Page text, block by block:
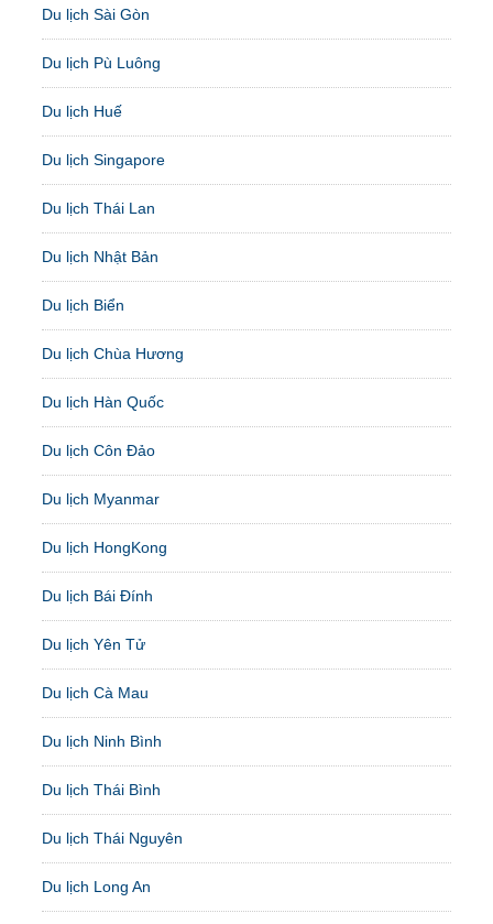
Du lịch Sài Gòn
Du lịch Pù Luông
Du lịch Huế
Du lịch Singapore
Du lịch Thái Lan
Du lịch Nhật Bản
Du lịch Biển
Du lịch Chùa Hương
Du lịch Hàn Quốc
Du lịch Côn Đảo
Du lịch Myanmar
Du lịch HongKong
Du lịch Bái Đính
Du lịch Yên Tử
Du lịch Cà Mau
Du lịch Ninh Bình
Du lịch Thái Bình
Du lịch Thái Nguyên
Du lịch Long An